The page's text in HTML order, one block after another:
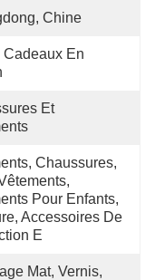
Chine
Cadeaux En
Et
Chaussures,
Pour Enfants,
Accessoires De
E
Mat, Vernis,